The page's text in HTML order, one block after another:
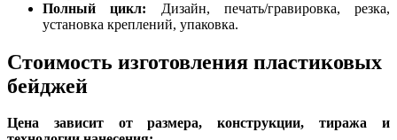
Полный цикл: Дизайн, печать/гравировка, резка,
установка креплений, упаковка.
Стоимость изготовления пластиковых
бейджей
Цена зависит от размера, конструкции, тиража и